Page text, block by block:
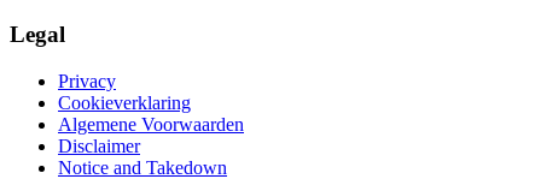
Legal
Privacy
Cookieverklaring
Algemene Voorwaarden
Disclaimer
Notice and Takedown